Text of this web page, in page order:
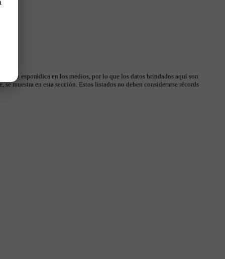
esporádica en los medios, por lo que los datos brindados aquí son
muestra en esta sección. Estos listados no deben considerarse récords